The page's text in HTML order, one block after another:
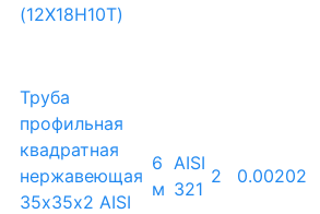
(12Х18Н10Т)
Труба
профильная
квадратная
нержавеющая
35х35х2 AISI
6
м
AISI
321
2 0.00202